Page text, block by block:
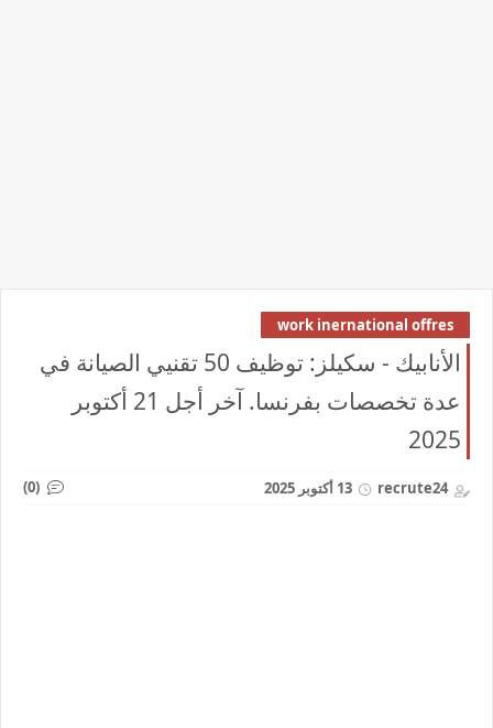
work inernational offres
الأنابيك - سكيلز: توظيف 50 تقنيي الصيانة في
عدة تخصصات بفرنسا. آخر أجل 21 أكتوبر
2025
recrute24 13 أكتوبر 2025 (0)